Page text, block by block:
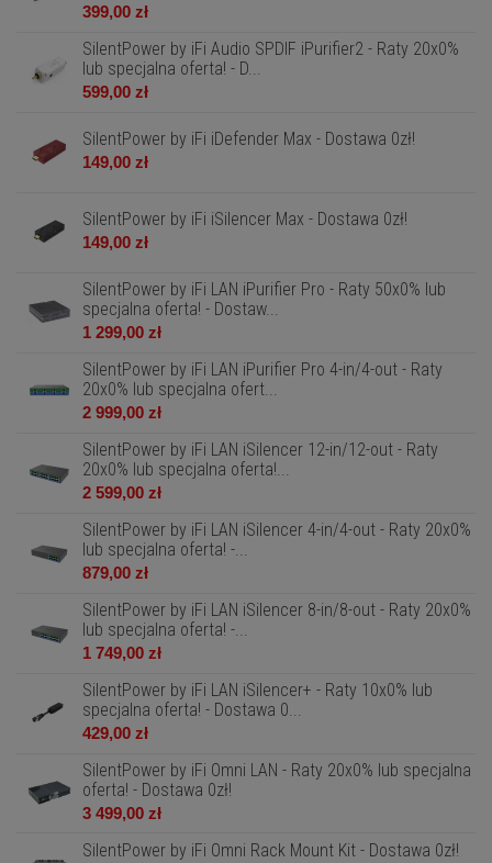
399,00 zł
SilentPower by iFi Audio SPDIF iPurifier2 - Raty 20x0%
lub specjalna oferta! - D...
599,00 zł
SilentPower by iFi iDefender Max - Dostawa 0zł!
149,00 zł
SilentPower by iFi iSilencer Max - Dostawa 0zł!
149,00 zł
SilentPower by iFi LAN iPurifier Pro - Raty 50x0% lub
specjalna oferta! - Dostaw...
1 299,00 zł
SilentPower by iFi LAN iPurifier Pro 4-in/4-out - Raty
20x0% lub specjalna ofert...
2 999,00 zł
SilentPower by iFi LAN iSilencer 12-in/12-out - Raty
20x0% lub specjalna oferta!...
2 599,00 zł
SilentPower by iFi LAN iSilencer 4-in/4-out - Raty 20x0%
lub specjalna oferta! -...
879,00 zł
SilentPower by iFi LAN iSilencer 8-in/8-out - Raty 20x0%
lub specjalna oferta! -...
1 749,00 zł
SilentPower by iFi LAN iSilencer+ - Raty 10x0% lub
specjalna oferta! - Dostawa 0...
429,00 zł
SilentPower by iFi Omni LAN - Raty 20x0% lub specjalna
oferta! - Dostawa 0zł!
3 499,00 zł
SilentPower by iFi Omni Rack Mount Kit - Dostawa 0zł!